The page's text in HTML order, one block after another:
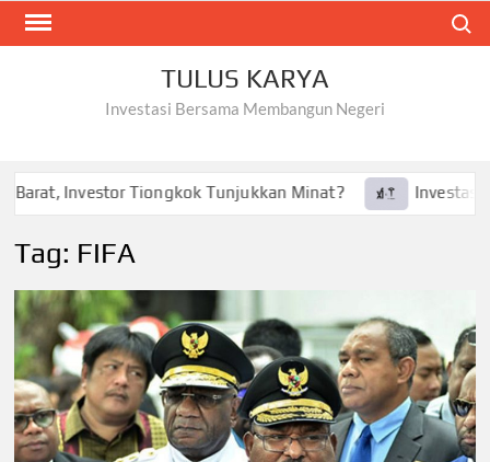
Skip
TULUS KARYA
Investasi Bersama Membangun Negeri
Investor Tiongkok Tunjukkan Minat? Investasi
Tag: FIFA